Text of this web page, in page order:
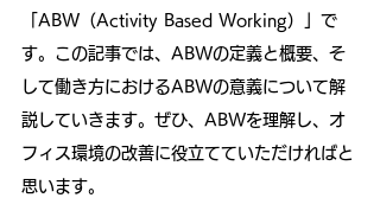
「ABW（Activity Based Working）」で
す。この記事では、ABWの定義と概要、そ
して働き方におけるABWの意義について解
説していきます。ぜひ、ABWを理解し、オ
フィス環境の改善に役立てていただければと
思います。